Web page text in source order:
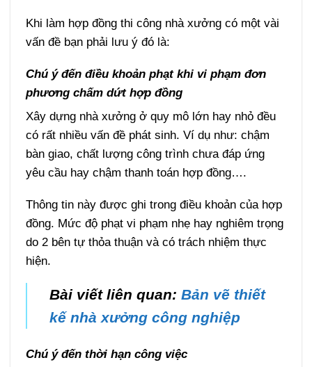
Khi làm hợp đồng thi công nhà xưởng có một vài
vấn đề bạn phải lưu ý đó là:
Chú ý đến điều khoản phạt khi vi phạm đơn
phương chấm dứt hợp đồng
Xây dựng nhà xưởng ở quy mô lớn hay nhỏ đều
có rất nhiều vấn đề phát sinh. Ví dụ như: chậm
bàn giao, chất lượng công trình chưa đáp ứng
yêu cầu hay chậm thanh toán hợp đồng….
Thông tin này được ghi trong điều khoản của hợp
đồng. Mức độ phạt vi phạm nhẹ hay nghiêm trọng
do 2 bên tự thỏa thuận và có trách nhiệm thực
hiện.
Bài viết liên quan: Bản vẽ thiết
kế nhà xưởng công nghiệp
Chú ý đến thời hạn công việc